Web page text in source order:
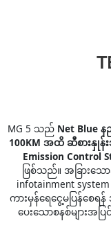
MG 5 သည် Net Blue
100KM အထိ ဆီစားနှု
Emission Control
ဖြစ်သည်။ အခြားသေ
infotainment
ကားမှန်ရေငွေ့မပြန်စေ
ပေးသောစနစ်များအပ